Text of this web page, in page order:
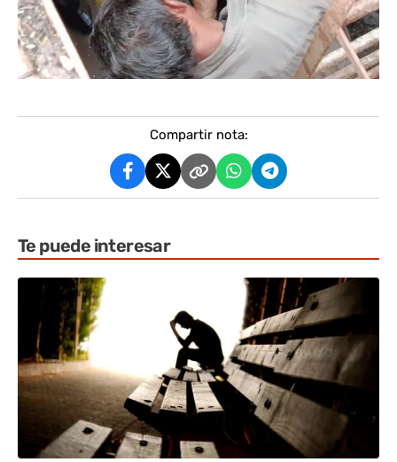
Compartir nota:
Te puede interesar